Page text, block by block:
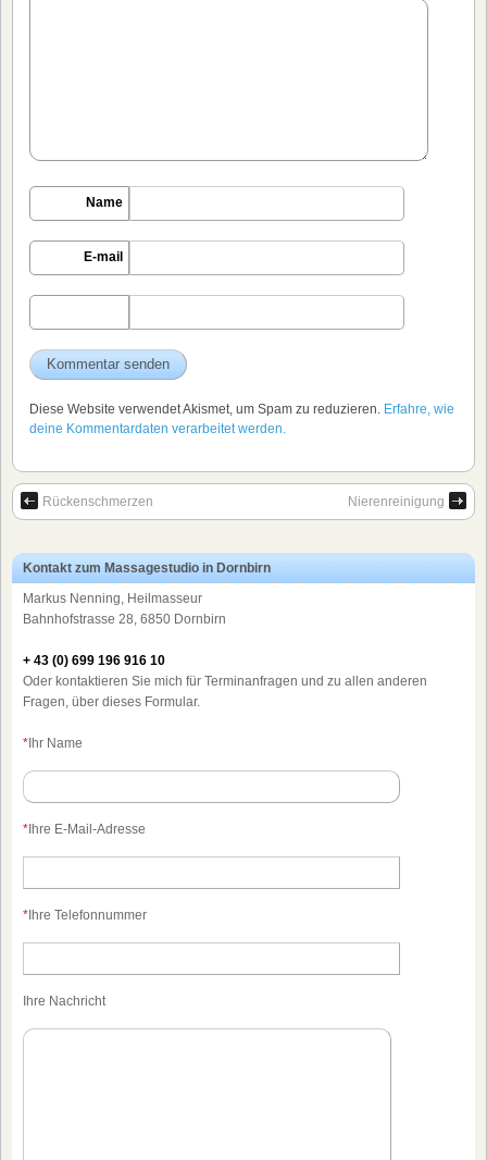
Name
E-mail
Diese Website verwendet Akismet, um Spam zu reduzieren. Erfahre, wie
deine Kommentardaten verarbeitet werden.
Rückenschmerzen Nierenreinigung
Kontakt zum Massagestudio in Dornbirn
Markus Nenning, Heilmasseur
Bahnhofstrasse 28, 6850 Dornbirn
+ 43 (0) 699 196 916 10
Oder kontaktieren Sie mich für Terminanfragen und zu allen anderen
Fragen, über dieses Formular.
* Ihr Name
* Ihre E-Mail-Adresse
* Ihre Telefonnummer
Ihre Nachricht